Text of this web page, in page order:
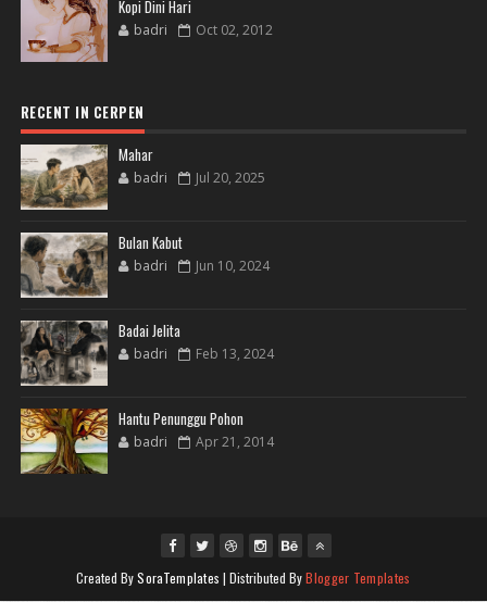
Kopi Dini Hari
badri Oct 02, 2012
RECENT IN CERPEN
Mahar
badri Jul 20, 2025
Bulan Kabut
badri Jun 10, 2024
Badai Jelita
badri Feb 13, 2024
Hantu Penunggu Pohon
badri Apr 21, 2014
Created BySoraTemplates | Distributed ByBlogger Templates